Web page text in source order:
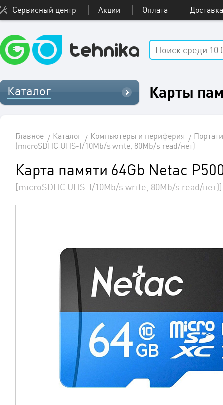
Сервисный центр Акции Оплата Доставка
Каталог Карты
Главное Каталог Компьютеры и периферия
(microSDHC UHS-I/10Mb/s write, 80Mb/s read/нет)
Карта памяти 64Gb Netac
[microSDHC UHS-I/10Mb/s write, 80Mb/s read/нет)]